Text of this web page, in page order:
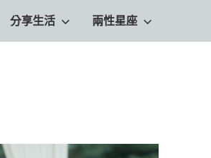
分享生活 兩性星座